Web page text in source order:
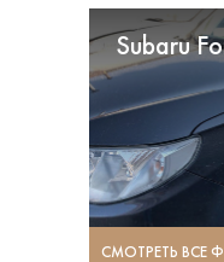
Subaru
СМОТРЕТЬ ВСЕ